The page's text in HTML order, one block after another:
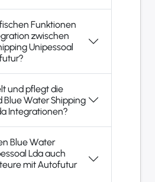
Funktionen
zwischen
Unipessoal
und pflegt die
Water Shipping
Unipessoal Lda Integrationen?
Blue Water
Lda auch
mit Autofutur